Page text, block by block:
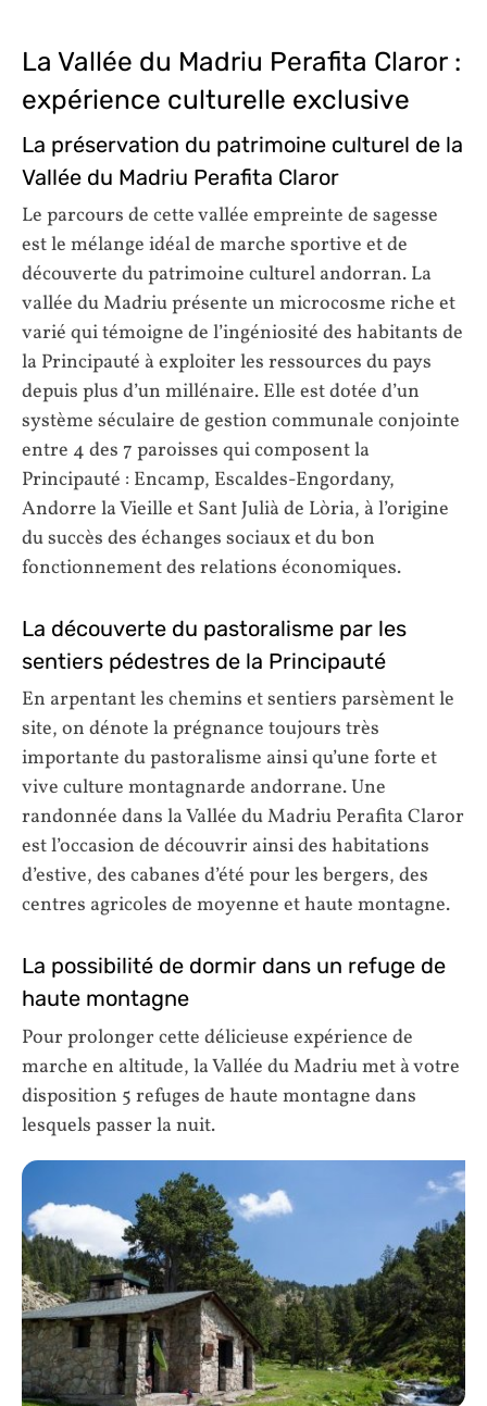
La Vallée du Madriu Perafita Claror :
expérience culturelle exclusive
La préservation du patrimoine culturel de la
Vallée du Madriu Perafita Claror
Le parcours de cette vallée empreinte de sagesse
est le mélange idéal de marche sportive et de
découverte du patrimoine culturel andorran. La
vallée du Madriu présente un microcosme riche et
varié qui témoigne de l’ingéniosité des habitants de
la Principauté à exploiter les ressources du pays
depuis plus d’un millénaire. Elle est dotée d’un
système séculaire de gestion communale conjointe
entre 4 des 7 paroisses qui composent la
Principauté : Encamp, Escaldes-Engordany,
Andorre la Vieille et Sant Julià de Lòria, à l’origine
du succès des échanges sociaux et du bon
fonctionnement des relations économiques.
La découverte du pastoralisme par les
sentiers pédestres de la Principauté
En arpentant les chemins et sentiers parsèment le
site, on dénote la prégnance toujours très
importante du pastoralisme ainsi qu’une forte et
vive culture montagnarde andorrane. Une
randonnée dans la Vallée du Madriu Perafita Claror
est l’occasion de découvrir ainsi des habitations
d’estive, des cabanes d’été pour les bergers, des
centres agricoles de moyenne et haute montagne.
La possibilité de dormir dans un refuge de
haute montagne
Pour prolonger cette délicieuse expérience de
marche en altitude, la Vallée du Madriu met à votre
disposition 5 refuges de haute montagne dans
lesquels passer la nuit.